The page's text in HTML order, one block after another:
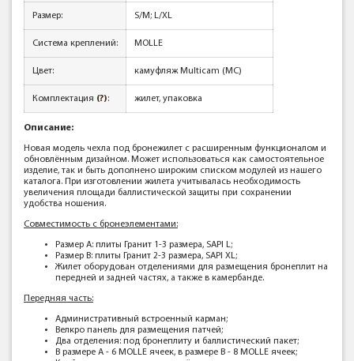
Размер: S/M; L/XL
Система креплений: MOLLE
Цвет: камуфляж Multicam (MC)
Комплектация (?): жилет, упаковка
Описание:
Новая модель чехла под бронежилет с расширенным функционалом и
обновлённым дизайном. Может использоваться как самостоятельное
изделие, так и быть дополнено широким списком модулей из нашего
каталога. При изготовлении жилета учитывалась необходимость
увеличения площади баллистической защиты при сохранении
удобства ношения.
Совместимость с бронеэлементами:
Размер А: плиты Гранит 1-3 размера, SAPI L;
Размер В: плиты Гранит 2-3 размера, SAPI XL;
Жилет оборудован отделениями для размещения бронеплит на
передней и задней частях, а также в камербанде.
Передняя часть:
Административный встроенный карман;
Велкро панель для размещения патчей;
Два отделения: под бронеплиту и баллистический пакет;
В размере А - 6 MOLLE ячеек, в размере В - 8 MOLLE ячеек;